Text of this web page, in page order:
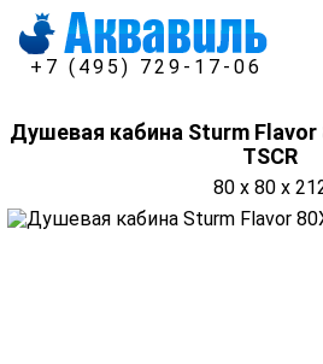
+7 (495) 729-17-06
Душевая кабина Sturm Flavor
TSCR
80 x 80 x